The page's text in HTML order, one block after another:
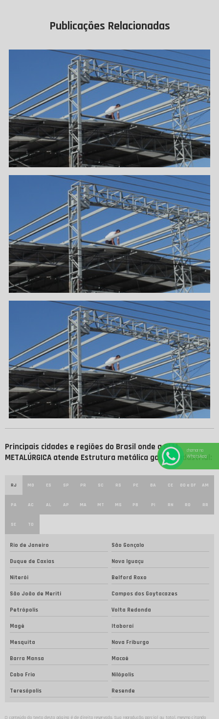
Publicações Relacionadas
Principais cidades e regiões do Brasil onde a GLM
METALÚRGICA atende Estrutura metálica galpão industrial:
RJ MG ES SP PR SC RS PE BA CE GO e DF AM
PA AC AL AP MA MT MS PB PI RN RO RR
SE TO
Rio de Janeiro São Gonçalo
Duque de Caxias Nova Iguaçu
Niterói Belford Roxo
São João de Meriti Campos dos Goytacazes
Petrópolis Volta Redonda
Magé Itaboraí
Mesquita Nova Friburgo
Barra Mansa Macaé
Cabo Frio Nilópolis
Teresópolis Resende
O conteúdo do texto desta página é de direito reservado. Sua reprodução, parcial ou total, mesmo citando
chamar no
WhatsApp